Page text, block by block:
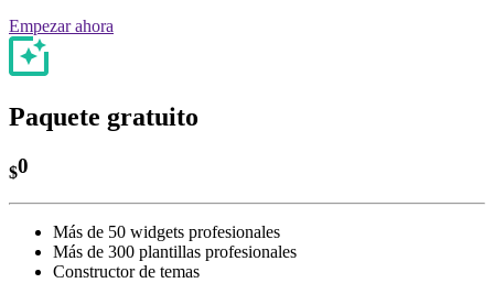
Empezar ahora
Paquete gratuito
$0
Más de 50 widgets profesionales
Más de 300 plantillas profesionales
Constructor de temas